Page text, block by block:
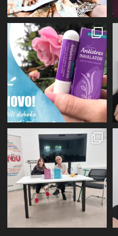
Evo malo detaljnije o mirisu i
limbičkom sustavu,...
12 0
U subotu zahvaljujući Društvu
oboljelih od
26 1